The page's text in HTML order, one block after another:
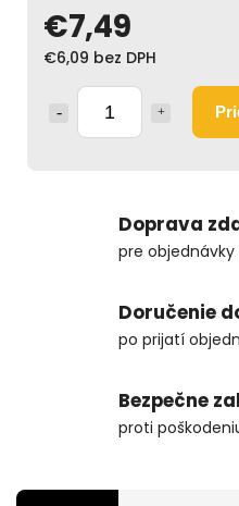
€7,49
€6,09 bez DPH
Doprava
pre
Doručenie
po prijatí
Bezpečne
proti